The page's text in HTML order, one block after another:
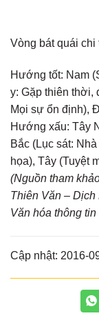
Vòng bát quái chi
Hướng tốt: Nam
y: Gặp thiên thời,
Mọi sự ổn định),
Hướng xấu: Tây
Bắc (Lục sát:
họa), Tây (Tuyệt
(Nguồn tham
Thiên Văn – Dịch
Văn hóa thông
Cập nhật: 2016-